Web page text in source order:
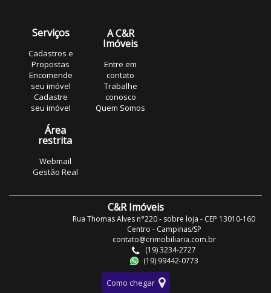
Serviços
Cadastros e
Propostas
Encomende
seu imóvel
Cadastre
seu imóvel
A C&R
Imóveis
Entre em
contato
Trabalhe
conosco
Quem Somos
Área
restrita
Webmail
Gestão Real
C&R Imóveis
Rua Thomas Alves n°220 - sobre loja - CEP 13010-160
Centro - Campinas/SP
contato@crimobiliaria.com.br
(19) 3234-2727
(19) 99442-0773
Como chegar